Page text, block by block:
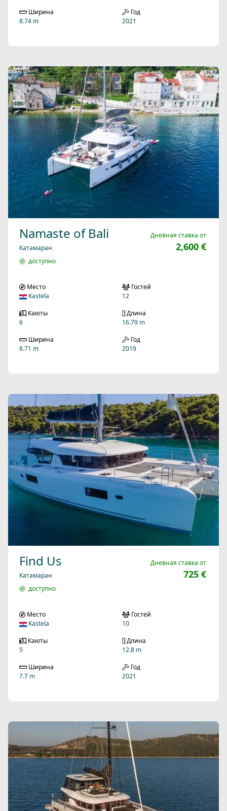
Ширина
8.74 m
Год
2021
Namaste of Bali
Катамаран
доступно
Дневная ставка от
2,600 €
Место
Kastela
Гостей
12
Каюты
6
Длина
16.79 m
Ширина
8.71 m
Год
2019
Find Us
Катамаран
доступно
Дневная ставка от
725 €
Место
Kastela
Гостей
10
Каюты
5
Длина
12.8 m
Ширина
7.7 m
Год
2021